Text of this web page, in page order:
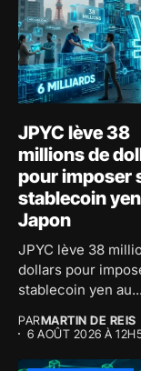
JPYC lève 38
millions de
pour imposer
stablecoin
Japon
JPYC lève 38
dollars pour
stablecoin yen au...
PARMARTIN DE REIS
6 AOÛT 2026 À